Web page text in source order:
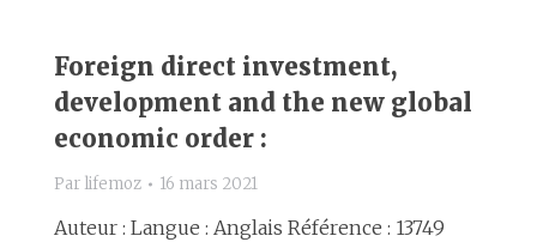
Foreign direct investment,
development and the new global
economic order :
Par lifemoz 16 mars 2021
Auteur : Langue : Anglais Référence : 13749